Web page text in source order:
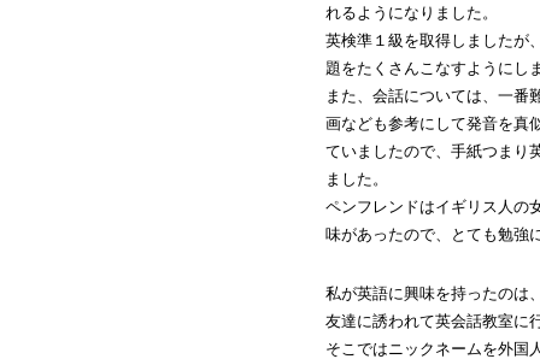
れるようになりました。
英検準１級を取得しましたが
題をたくさんこなすようにし
また、会話については、一番
画なども参考にして発音を真
ていましたので、手紙つまり
ました。
ペンフレンドはイギリス人の
味があったので、とても勉強
私が英語に興味を持ったのは
友達に誘われて英会話教室に
そこではニックネームを外国